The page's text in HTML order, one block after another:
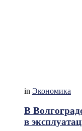
in Экономика
В
в